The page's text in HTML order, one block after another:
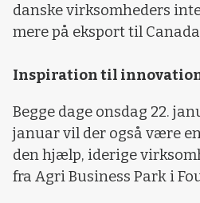
danske virksomheders
mere på eksport til
Inspiration til
Begge dage onsdag 22.
januar vil der også være
den hjælp, iderige
fra Agri Business Park i